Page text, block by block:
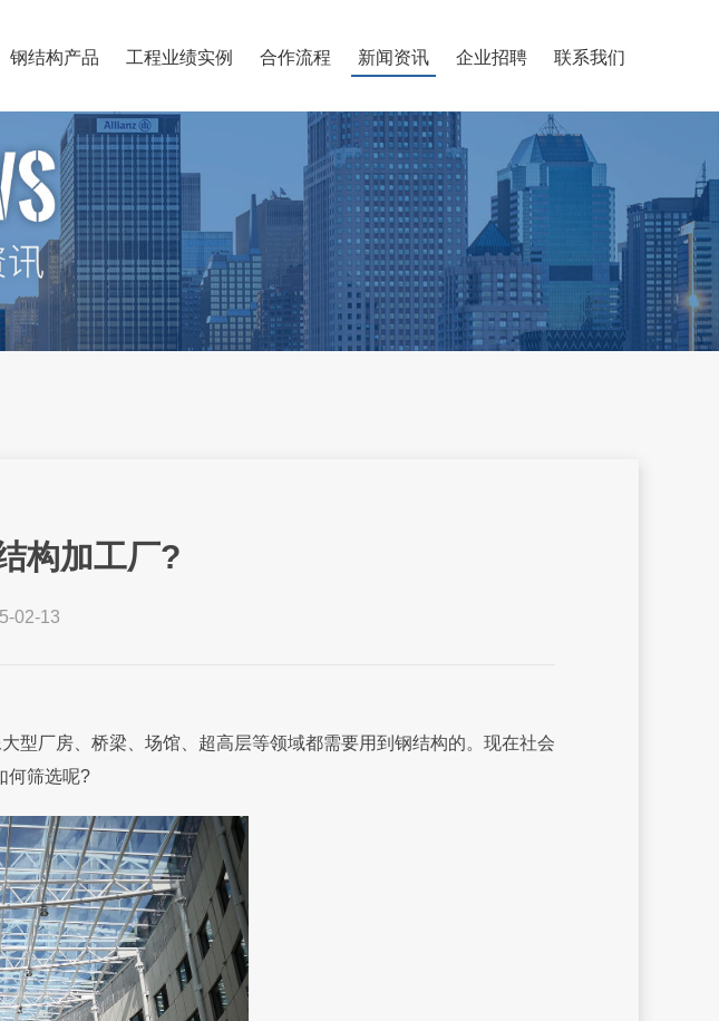
钢结构产品 工程业绩实例 合作流程 新闻资讯 企业招聘 联系我们
构加工厂?
02-13
型厂房、桥梁、场馆、超高层等领域都需要用到钢结构的。现在社会
何筛选呢?